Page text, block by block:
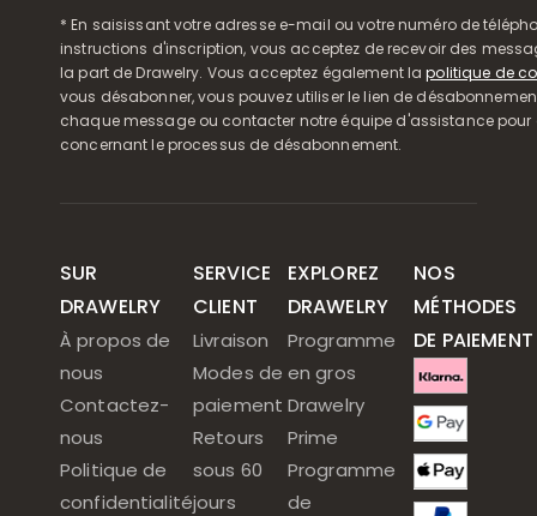
* En saisissant votre adresse e-mail ou votre numéro de
instructions d'inscription, vous acceptez de recevoir des
la part de Drawelry. Vous acceptez également lapolitique de
vous désabonner, vous pouvez utiliser le lien de
chaque message ou contacter notre équipe d'assistance pour
concernant le processus de désabonnement.
SUR
DRAWELRY
À propos de
nous
Contactez-
nous
Politique de
confidentialité
SERVICE
CLIENT
Livraison
Modes de
paiement
Retours
sous 60
jours
EXPLOREZ
DRAWELRY
Programme
en gros
Drawelry
Prime
Programme
de
NOS
MÉTHODES
DE PAIEMENT